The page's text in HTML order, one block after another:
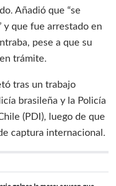
Añadió que “se
y que fue arrestado en
pese a que su
trámite.
tras un trabajo
brasileña y la Policía
(PDI), luego de que
captura internacional.